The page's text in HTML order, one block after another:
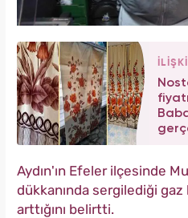
Aydın'ın Efeler ilçesinde
dükkanında sergilediği gaz
arttığını belirtti.